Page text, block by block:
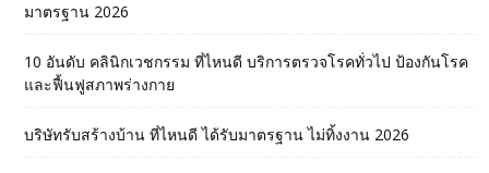
มาตรฐาน 2026
10 อันดับ คลินิกเวชกรรม ที่ไหนดี บริการตรวจโรคทั่วไป ป้องกันโรค
และฟื้นฟูสภาพร่างกาย
บริษัทรับสร้างบ้าน ที่ไหนดี ได้รับมาตรฐาน ไม่ทิ้งงาน 2026